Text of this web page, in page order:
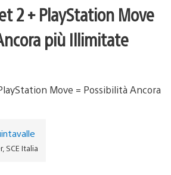
2 + PlayStation Move
più Illimitate
SCE Italia